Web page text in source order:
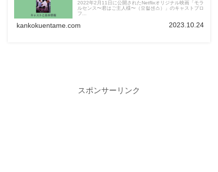
2022年2月11日に公開されたNetflixオリジナル映画「モラ
ルセンス〜君はご主人様〜（모럴센스）」のキャストプロ
フ...
kankokuentame.com 2023.10.24
スポンサーリンク